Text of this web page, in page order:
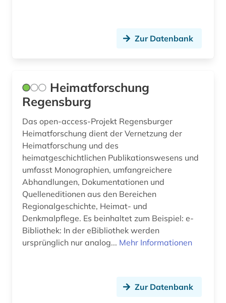
Zur Datenbank
Heimatforschung
Regensburg
Das open-access-Projekt Regensburger
Heimatforschung dient der Vernetzung der
Heimatforschung und des
heimatgeschichtlichen Publikationswesens und
umfasst Monographien, umfangreichere
Abhandlungen, Dokumentationen und
Quelleneditionen aus den Bereichen
Regionalgeschichte, Heimat- und
Denkmalpflege. Es beinhaltet zum Beispiel: e-
Bibliothek: In der eBibliothek werden
ursprünglich nur analog... Mehr Informationen
Zur Datenbank